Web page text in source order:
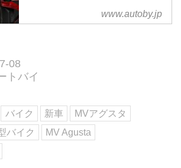
イタリアの至宝MVアグスタが、
ドイツの名門ABT(アプト)と電撃
デルだ。最高出力208HPの暴力的
入。イタリアの芸術性とドイツの
精密工学が火花を散...
www.autoby.jp
08
トバイ
バイク 新車
MVアグスタ
バイク
MV Agusta